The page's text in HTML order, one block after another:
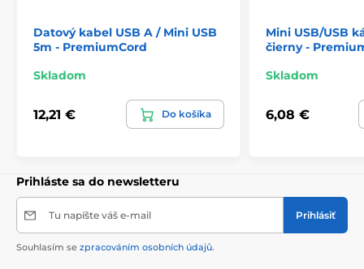
Datový kabel USB A / Mini USB
5m - PremiumCord
Skladom
12,21 € Do košíka
Mini USB/USB
čierny -
Skladom
6,08 €
Prihláste sa do newsletteru
Tu napíšte váš e-mail Prihlásiť
Souhlasím se zpracováním osobních údajů.